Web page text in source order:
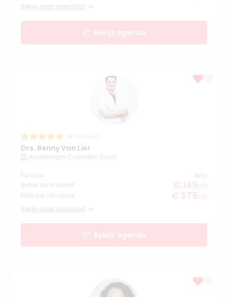
Bekijk deze specialist
Bekijk agenda
Drs. Benny Van Lier
Amsterdam Cosmetic Clinic
Functie
Arts
Botox zone vanaf
€ 145 ,00
Filler per ml vanaf
€ 375 ,00
Bekijk deze specialist
Bekijk agenda